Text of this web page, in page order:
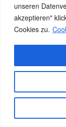
unseren
akzeptieren"
Cookies zu.